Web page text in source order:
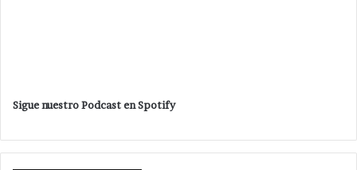
Sigue nuestro Podcast en Spotify